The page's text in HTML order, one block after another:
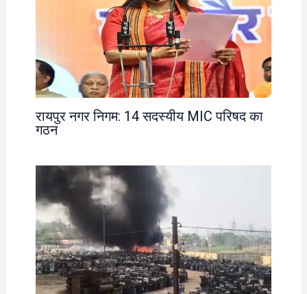
रायपुर नगर निगम: 14 सदस्यीय MIC परिषद का
गठन